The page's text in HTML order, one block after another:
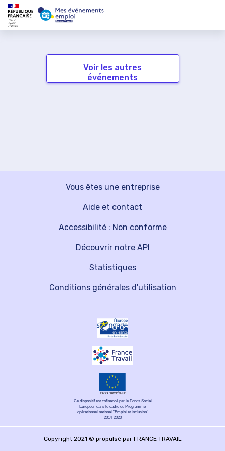
Voir les autres
événements
Vous êtes une entreprise
Découvrir notre API
Aide et contact
Statistiques
Accessibilité : Non conforme
Conditions générales d'utilisation
Ce dispositif est cofinancé par le Fonds Social
Européen dans le cadre du Programme
opérationnel national "Emploi et inclusion"
2014-2020
Copyright 2021 © propulsé par FRANCE TRAVAIL